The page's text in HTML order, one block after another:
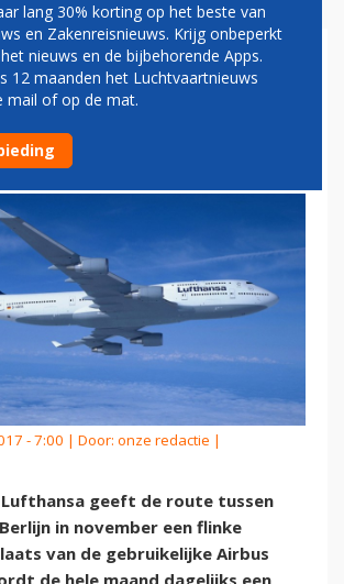
MET BOEING
BINNENLANDSE
- 7:00 | Door: onze redactie |
- Lufthansa geeft de route tussen
in november een flinke
van de gebruikelijke Airbus
lang 30% korting op het beste van
en Zakenreisnieuws. Krijg onbeperkt
nieuws en de bijbehorende Apps.
12 maanden het Luchtvaartnieuws
mail of op de mat.